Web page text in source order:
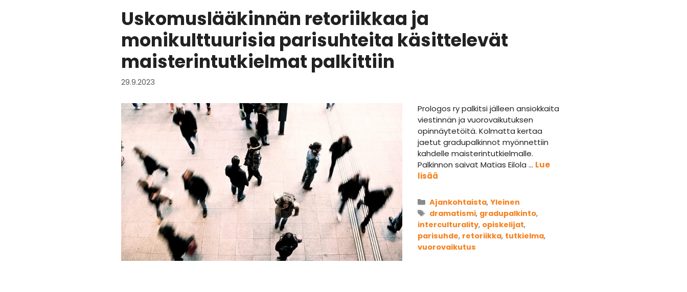
Uskomuslääkinnän retoriikkaa ja
monikulttuurisia parisuhteita käsittelevät
maisterintutkielmat palkittiin
29.9.2023
Prologos ry palkitsi jälleen ansiokkaita
viestinnän ja vuorovaikutuksen
opinnäytetöitä. Kolmatta kertaa
jaetut gradupalkinnot myönnettiin
kahdelle maisterintutkielmalle.
Palkinnon saivat Matias Eilola … Lue
lisää
Kategoriat
Ajankohtaista,Yleinen
Avainsanat
dramatismi, gradupalkinto,
interculturality, opiskelijat,
parisuhde, retoriikka, tutkielma,
vuorovaikutus